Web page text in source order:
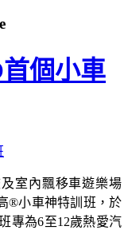
首個小車
室內飄移車遊樂場
®小車神特訓班，於
專為6至12歲熱愛汽